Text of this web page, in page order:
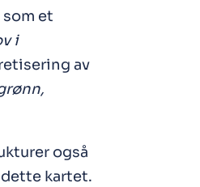
som et
i
av
også
dette kartet.